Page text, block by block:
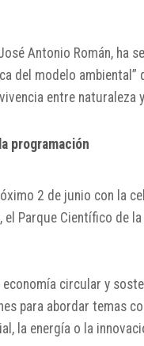
Antonio Román, ha
del modelo
entre naturaleza
programación
2 de junio con la
, el Parque Científico de
circular y
para abordar temas
la energía o la